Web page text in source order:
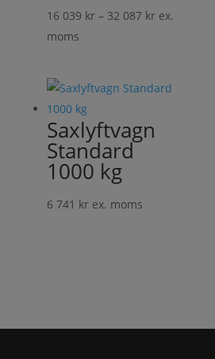
16 039 kr – 32 087 krPrisintervall:
32
ex.
moms
Saxlyftvagn
Standard
1000 kg
6 741 kr ex. moms